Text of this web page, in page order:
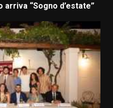
arriva “Sogno d’estate”